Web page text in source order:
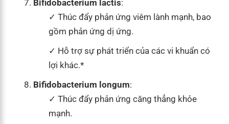
Bifidobacterium lactis:
Thúc đẩy phản ứng viêm lành mạnh, bao
gồm phản ứng dị ứng.
Hỗ trợ sự phát triển của các vi khuẩn có
lợi khác.*
Bifidobacterium longum:
Thúc đẩy phản ứng căng thẳng khỏe
mạnh.